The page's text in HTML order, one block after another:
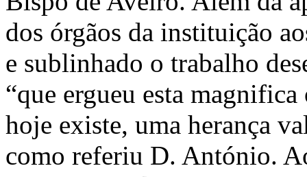
dos órgãos da instituição
e sublinhado o trabalho
“que ergueu esta
hoje existe, uma herança
como referiu D. António.